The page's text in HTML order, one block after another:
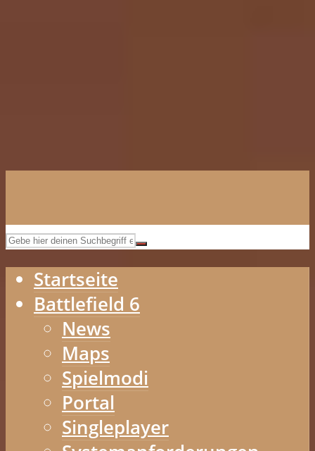
Startseite
Battlefield 6
News
Maps
Spielmodi
Portal
Singleplayer